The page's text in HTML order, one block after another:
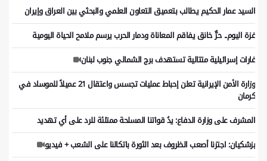
السيد عمار الحكيم يطالب بتعميق التعاون العلمي والبحثي بين العراق وإيران
غزة اليوم.. حرٌّ خانق يفاقم المعاناة ودمار الحرب يرسم ملامح الحياة اليومية
غارات إسرائيلية متتالية تستهدف برج الشمالي جنوب لبنان
وزارة الأمن الإيرانية تعلن إحباط عمليات تجسس واعتقال 21 عميلاً للموساد في
كرمان
المشرف على وزارة الدفاع: يدُ قواتنا المسلحة ممتلئة للرد على أي تهديد
بزشكيان: اجتزنا أصعب الظروف بعد الثورة باتكالنا على الشعب + فيديو